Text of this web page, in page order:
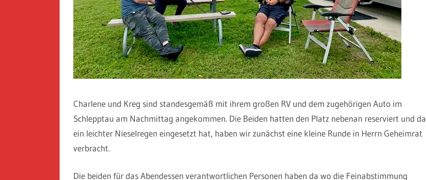
Charlene und Kreg sind standesgemäß mit ihrem großen RV und dem zugehörigen Auto im
Schlepptau am Nachmittag angekommen. Die Beiden hatten den Platz nebenan reserviert und da
ein leichter Nieselregen eingesetzt hat, haben wir zunächst eine kleine Runde in Herrn Geheimrat
verbracht.
Die beiden für das Abendessen verantwortlichen Personen haben da wo die Feinabstimmung